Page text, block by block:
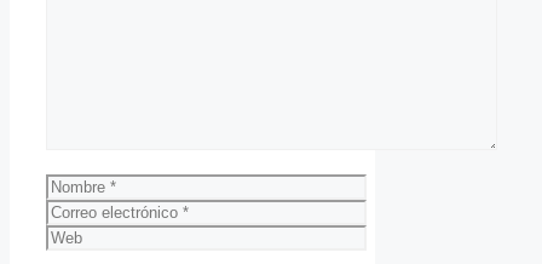
Nombre
Correo
electrónico
Web